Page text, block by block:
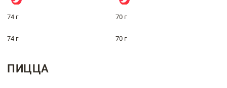
74 г 70 г
74 г 70 г
ПИЦЦА